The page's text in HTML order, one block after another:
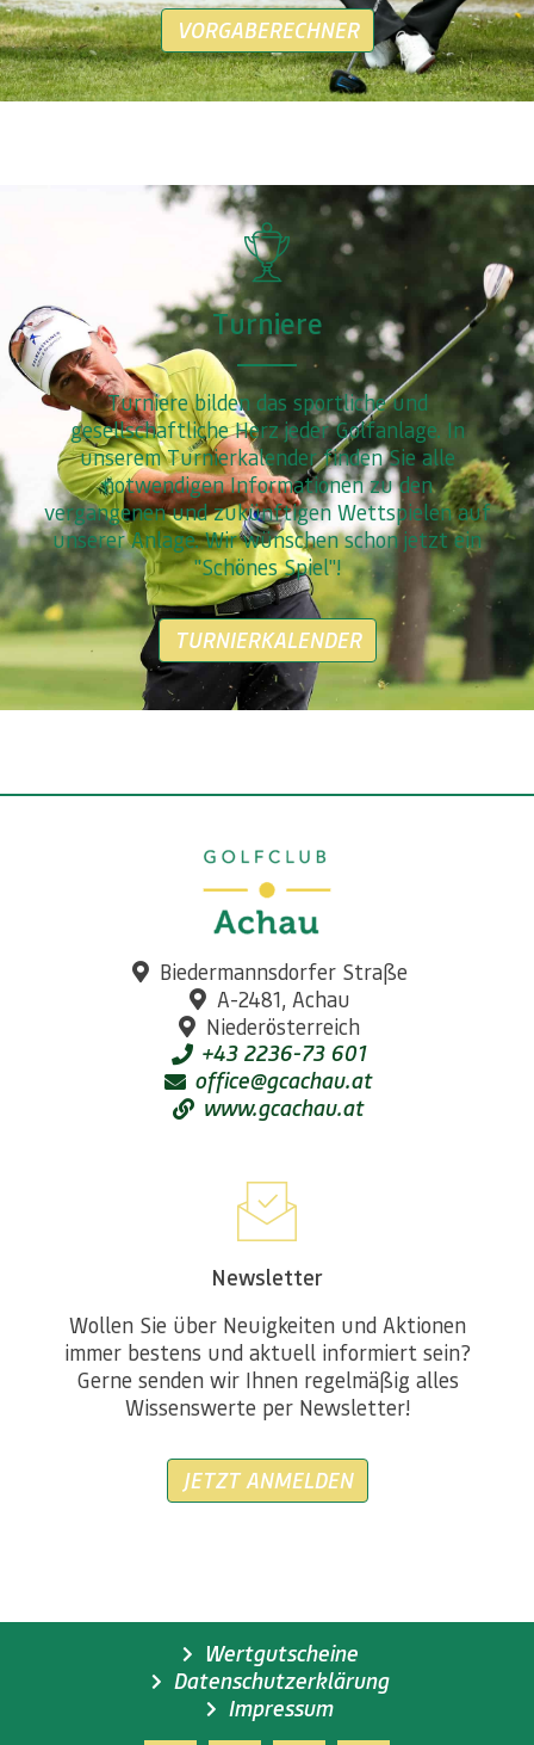
VORGABERECHNER
Turniere
Turniere bilden das sportliche und
gesellschaftliche Herz jeder Golfanlage. In
unserem Turnierkalender finden Sie alle
notwendigen Informationen zu den
vergangenen und zukünftigen Wettspielen auf
unserer Anlage. Wir wünschen schon jetzt ein
"Schönes Spiel"!
TURNIERKALENDER
Biedermannsdorfer Straße
A-2481, Achau
Niederösterreich
+43 2236-73 601
office@gcachau.at
www.gcachau.at
Newsletter
Wollen Sie über Neuigkeiten und Aktionen
immer bestens und aktuell informiert sein?
Gerne senden wir Ihnen regelmäßig alles
Wissenswerte per Newsletter!
JETZT ANMELDEN
Wertgutscheine
Datenschutzerklärung
Impressum